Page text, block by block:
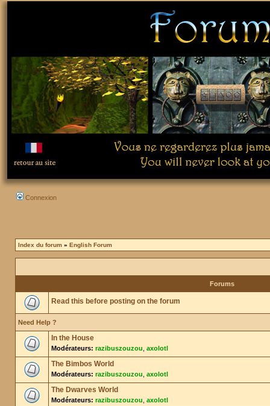
Connexion
Index du forum » English Forum
Forums
Read this before posting on the forum
Need Help ?
In the House
Modérateurs: razibuszouzou axolotl
The Bimbos World
Modérateurs: razibuszouzou axolotl
The Dwarves World
Modérateurs: razibuszouzou axolotl